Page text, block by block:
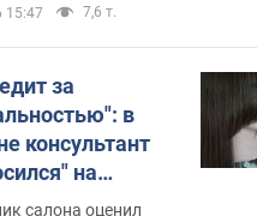
15:47 7,6 т.
за
в
консультант
на
после
салона оценил